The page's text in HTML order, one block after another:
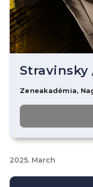
Stravinsky
Zeneakadémia,
2025. March